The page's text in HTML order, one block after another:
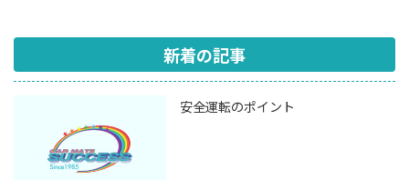
新着の記事
安全運転のポイント